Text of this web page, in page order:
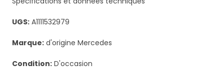
UGS: A1111532979
Marque: d'origine Mercedes
Condition: D'occasion